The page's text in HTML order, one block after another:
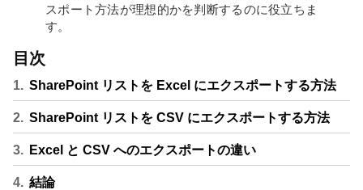
スポート方法が理想的かを判断するのに役立ちま
す。
目次
SharePoint リストを Excel にエクスポートする方法
SharePoint リストを CSV にエクスポートする方法
Excel と CSV へのエクスポートの違い
結論